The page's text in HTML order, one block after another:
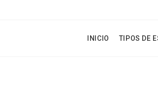
INICIO TIPOS DE